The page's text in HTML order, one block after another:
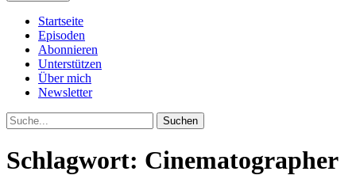
Startseite
Episoden
Abonnieren
Unterstützen
Über mich
Newsletter
Suche
Schlagwort: Cinematographer